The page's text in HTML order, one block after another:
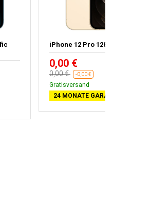
iPhone 12 Pro 128GB Gold
0,00 €
0,00 € -0,00 €
Gratisversand
24 MONATE GARANTIE